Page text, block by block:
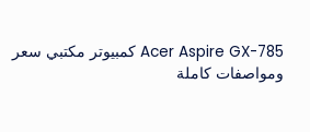
Acer Aspire GX-785 كمبيوتر مكتبي سعر
ومواصفات كاملة